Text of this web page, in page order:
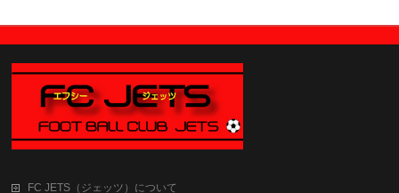
FC JETS（ジェッツ）について